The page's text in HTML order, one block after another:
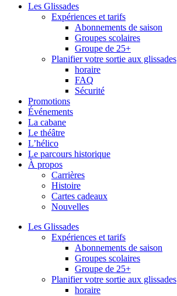
Les Glissades
Expériences et tarifs
Abonnements de saison
Groupes scolaires
Groupe de 25+
Planifier votre sortie aux glissades
horaire
FAQ
Sécurité
Promotions
Événements
La cabane
Le théâtre
L’hélico
Le parcours historique
À propos
Carrières
Histoire
Cartes cadeaux
Nouvelles
Les Glissades
Expériences et tarifs
Abonnements de saison
Groupes scolaires
Groupe de 25+
Planifier votre sortie aux glissades
horaire